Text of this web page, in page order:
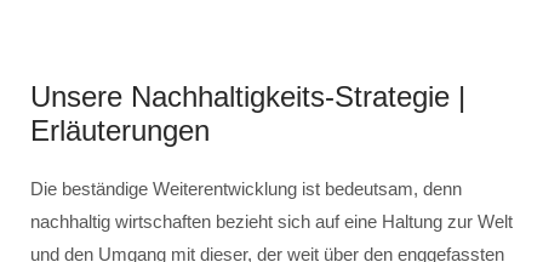
Unsere Nachhaltigkeits-Strategie |
Erläuterungen
Die beständige Weiterentwicklung ist bedeutsam, denn
nachhaltig wirtschaften bezieht sich auf eine Haltung zur Welt
und den Umgang mit dieser, der weit über den enggefassten